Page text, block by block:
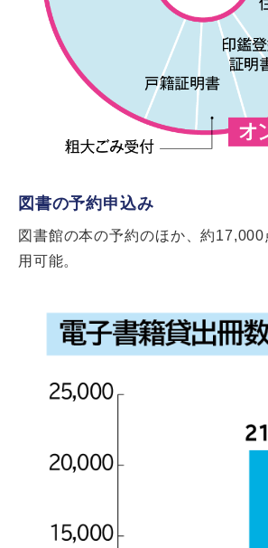
図書の予約申込み
図書館の本の予約のほか、約17,000
用可能。